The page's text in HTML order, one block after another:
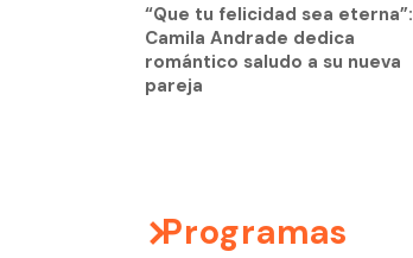
“Que tu felicidad sea eterna”:
Camila Andrade dedica
romántico saludo a su nueva
pareja
Programas